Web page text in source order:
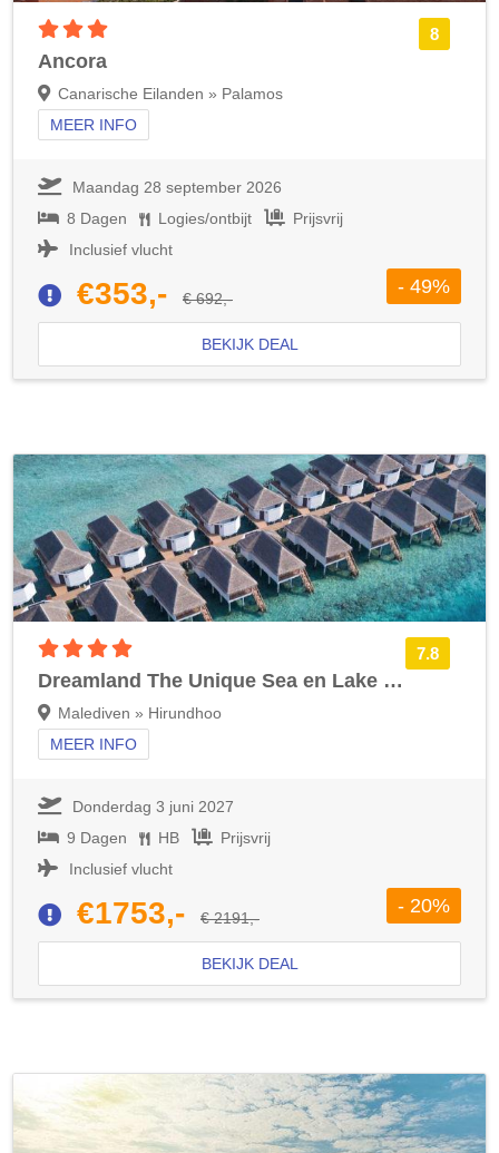
8
Ancora
Canarische Eilanden » Palamos
MEER INFO
Maandag 28 september 2026
8 Dagen
Logies/ontbijt
Prijsvrij
Inclusief vlucht
€353,- € 692,-
- 49%
BEKIJK DEAL
7.8
Dreamland The Unique Sea en Lake Resort Spa
Malediven » Hirundhoo
MEER INFO
Donderdag 3 juni 2027
9 Dagen
HB
Prijsvrij
Inclusief vlucht
€1753,- € 2191,-
- 20%
BEKIJK DEAL